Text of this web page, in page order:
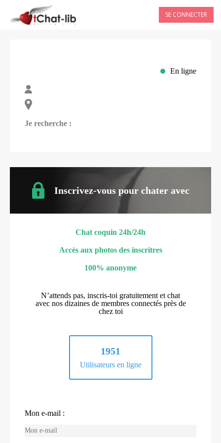
SE CONNECTER
En ligne
Je recherche :
Inscrivez-vous pour chater avec
Chat coquin 24h/24h
Accès aux photos des inscritres
100% anonyme
N’attends pas, inscris-toi gratuitement et chat
avec nos dizaines de membres connectés près de
chez toi
1951
Utilisateurs en ligne
Mon e-mail :